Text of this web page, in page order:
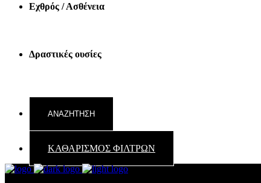
Εχθρός / Ασθένεια
Δραστικές ουσίες
ΚΑΘΑΡΙΣΜΟΣ ΦΙΛΤΡΩΝ